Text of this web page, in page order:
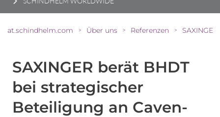
at.schindhelm.com > Über uns > Referenzen >
SAXINGER berät BHDT
bei strategischer
Beteiligung an Caven-